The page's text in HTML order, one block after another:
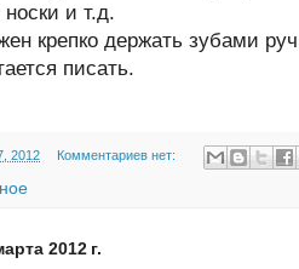
и т.д.
крепко держать зубами
писать.
2012 Комментариев нет:
2012 г.